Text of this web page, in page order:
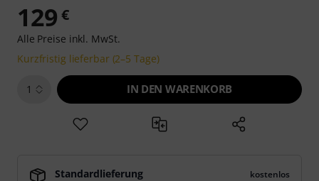
129 €
Alle Preise inkl. MwSt.
Kurzfristig lieferbar (2–5 Tage)
1 IN DEN WARENKORB
Standardlieferung kostenlos